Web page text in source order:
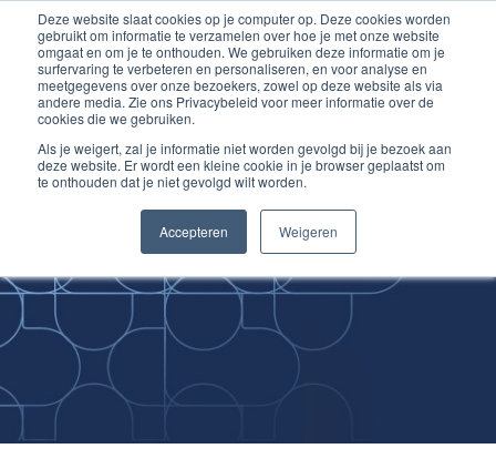
Deze website slaat cookies op je computer op. Deze cookies worden
gebruikt om informatie te verzamelen over hoe je met onze website
omgaat en om je te onthouden. We gebruiken deze informatie om je
surfervaring te verbeteren en personaliseren, en voor analyse en
meetgegevens over onze bezoekers, zowel op deze website als via
andere media. Zie ons Privacybeleid voor meer informatie over de
cookies die we gebruiken.
Als je weigert, zal je informatie niet worden gevolgd bij je bezoek aan
deze website. Er wordt een kleine cookie in je browser geplaatst om
te onthouden dat je niet gevolgd wilt worden.
Accepteren Weigeren
Inloggen account
Ga
naar
de
inhoud
Improving
Medical Skills